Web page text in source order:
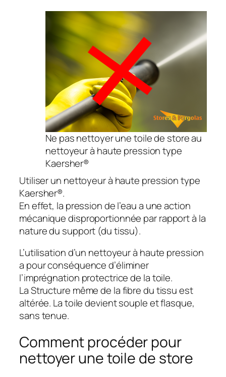
Ne pas nettoyer une toile de store au
nettoyeur à haute pression type
Kaersher®
Utiliser un nettoyeur à haute pression type
Kaersher®.
En effet, la pression de l’eau a une action
mécanique disproportionnée par rapport à la
nature du support (du tissu).
L’utilisation d’un nettoyeur à haute pression
a pour conséquence d’éliminer
l’imprégnation protectrice de la toile.
La Structure même de la fibre du tissu est
altérée. La toile devient souple et flasque,
sans tenue.
Comment procéder pour
nettoyer une toile de store